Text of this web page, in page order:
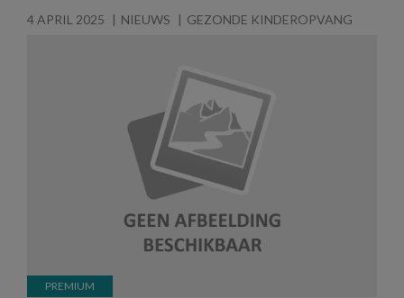
4 APRIL 2025 NIEUWS GEZONDE KINDEROPVANG